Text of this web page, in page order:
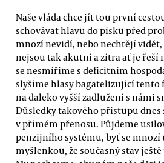
Naše vláda chce jít tou první
schovávat hlavu do písku před
mnozí nevidí, nebo nechtějí vidět,
nejsou tak akutní a zítra ať je řeší
se nesmíříme s deficitním
slyšíme hlasy bagatelizující tento
na daleko vyšší zadlužení s námi
Důsledky takového přístupu dnes
v přímém přenosu. Půjdeme
penzijního systému, byť se mnozí
myšlenkou, že současný stav